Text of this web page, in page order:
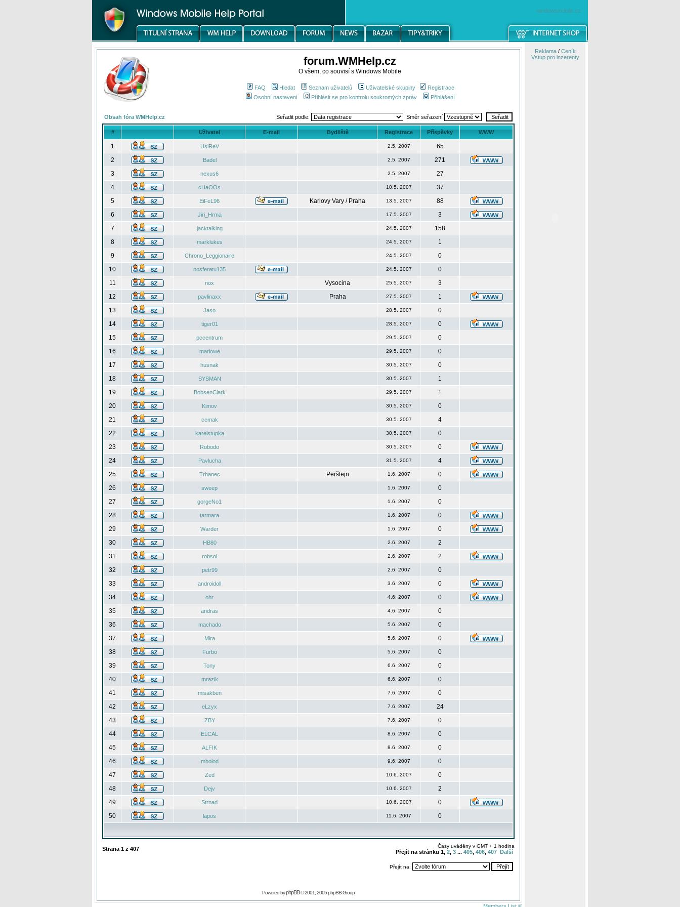
windowsmobile.cz
forum.WMHelp.cz
O všem, co souvisí s Windows Mobile
FAQ Hledat Seznam uživatelů Uživatelské skupiny
Registrace
Osobní nastavení
Přihlásit se pro kontrolu soukromých zpráv Přihlášení
Obsah fóra WMHelp.cz Seřadit podle: Směr seřazení
# Uživatel E-mail Bydliště Registrace Příspěvky WWW
1 UsiReV 2.5. 2007
65
2
Badel 2.5. 2007
271
3
nexus6 2.5. 2007
27
4
cHaOOs 10.5. 2007
37
5
EiFeL96 Karlovy Vary / Praha 13.5. 2007
88
6
Jiri_Hrma 17.5. 2007
3
7
jacktalking 24.5. 2007
158
8
marklukes 24.5. 2007
1
9
Chrono_Leggionaire 24.5. 2007
0
10
nosferatu135 24.5. 2007
0
11
nox Vysocina 25.5. 2007
3
12
pavlinaxx Praha 27.5. 2007
1
13
Jaso 28.5. 2007
0
14
tiger01 28.5. 2007
0
15
pccentrum 29.5. 2007
0
16
marlowe 29.5. 2007
0
17
husnak 30.5. 2007
0
18
SYSMAN 30.5. 2007
1
19
BobsenClark 29.5. 2007
1
20
Kimov 30.5. 2007
0
21
cemak 30.5. 2007
4
22
karelstupka 30.5. 2007
0
23
Robodo 30.5. 2007
0
24
Pavlucha 31.5. 2007
4
25
Trhanec Perštejn 1.6. 2007
0
26
sweep 1.6. 2007
0
27
gorgeNo1 1.6. 2007
0
28
tarmara 1.6. 2007
0
29
Warder 1.6. 2007
0
30
HB80 2.6. 2007
2
31
robsol 2.6. 2007
2
32
petr99 2.6. 2007
0
33
androidoll 3.6. 2007
0
34
ohr 4.6. 2007
0
35
andras 4.6. 2007
0
36
machado 5.6. 2007
0
37
Mira 5.6. 2007
0
38
Furbo 5.6. 2007
0
39
Tony 6.6. 2007
0
40
mrazik 6.6. 2007
0
41
misakben 7.6. 2007
0
42
eLzyx 7.6. 2007
24
43
ZBY 7.6. 2007
0
44
ELCAL 8.6. 2007
0
45
ALFIK 8.6. 2007
0
46
mholod 9.6. 2007
0
47
Zed 10.6. 2007
0
48
Dejv 10.6. 2007
2
49
Strnad 10.6. 2007
0
50
lapos 11.6. 2007 0
Strana 1 z 407 Časy uváděny v GMT + 1 hodina
Přejít na stránku 1, 2, 3 ... 405, 406, 407 Další
Přejít na:
Powered byphpBB© 2001, 2005 phpBB Group
Reklama/ Ceník
Vstup pro inzerenty